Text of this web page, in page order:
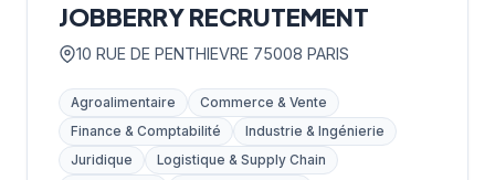
JOBBERRY RECRUTEMENT
10 RUE DE PENTHIEVRE 75008 PARIS
Agroalimentaire
Commerce & Vente
Finance & Comptabilité
Industrie & Ingénierie
Juridique
Logistique & Supply Chain